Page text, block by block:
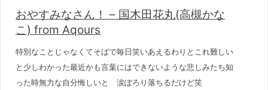
おやすみなさん！ – 国木田花丸(高槻かな
こ) from Aqours
特別なことじゃなくてそばで毎日笑いあえるわりとこれ難しい
と少しわかった最近かも言葉にはできないような悲しみたち知
った時無力な自分悔しいと 涙ぽろり落ちるだけど笑